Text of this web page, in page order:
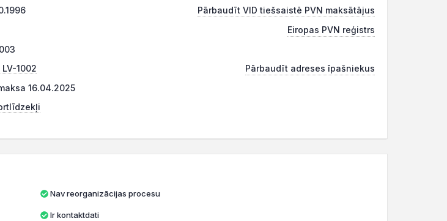
Pārbaudīt VID tiešsaistē PVN maksātājus
Eiropas PVN reģistrs
1002
Pārbaudīt adreses īpašniekus
16.04.2025
Nav reorganizācijas procesu
Ir kontaktdati